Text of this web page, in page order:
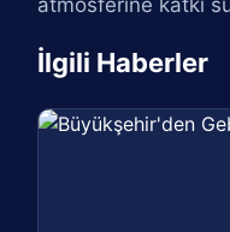
atmosferine katkı
İlgili Haberler